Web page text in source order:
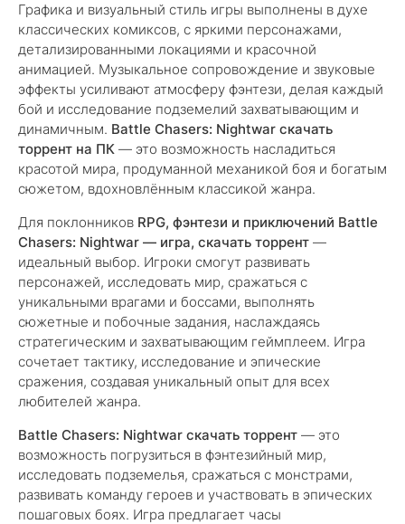
Графика и визуальный стиль игры выполнены в духе
классических комиксов, с яркими персонажами,
детализированными локациями и красочной
анимацией. Музыкальное сопровождение и звуковые
эффекты усиливают атмосферу фэнтези, делая каждый
бой и исследование подземелий захватывающим и
динамичным. Battle Chasers: Nightwar скачать
торрент на ПК — это возможность насладиться
красотой мира, продуманной механикой боя и богатым
сюжетом, вдохновлённым классикой жанра.
Для поклонников RPG, фэнтези и приключений Battle
Chasers: Nightwar — игра, скачать торрент —
идеальный выбор. Игроки смогут развивать
персонажей, исследовать мир, сражаться с
уникальными врагами и боссами, выполнять
сюжетные и побочные задания, наслаждаясь
стратегическим и захватывающим геймплеем. Игра
сочетает тактику, исследование и эпические
сражения, создавая уникальный опыт для всех
любителей жанра.
Battle Chasers: Nightwar скачать торрент — это
возможность погрузиться в фэнтезийный мир,
исследовать подземелья, сражаться с монстрами,
развивать команду героев и участвовать в эпических
пошаговых боях. Игра предлагает часы